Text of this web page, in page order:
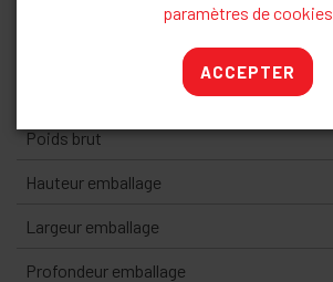
Poids brut
Hauteur emballage
Largeur emballage
Profondeur emballage
paramètres de cookies
ACCEPTER